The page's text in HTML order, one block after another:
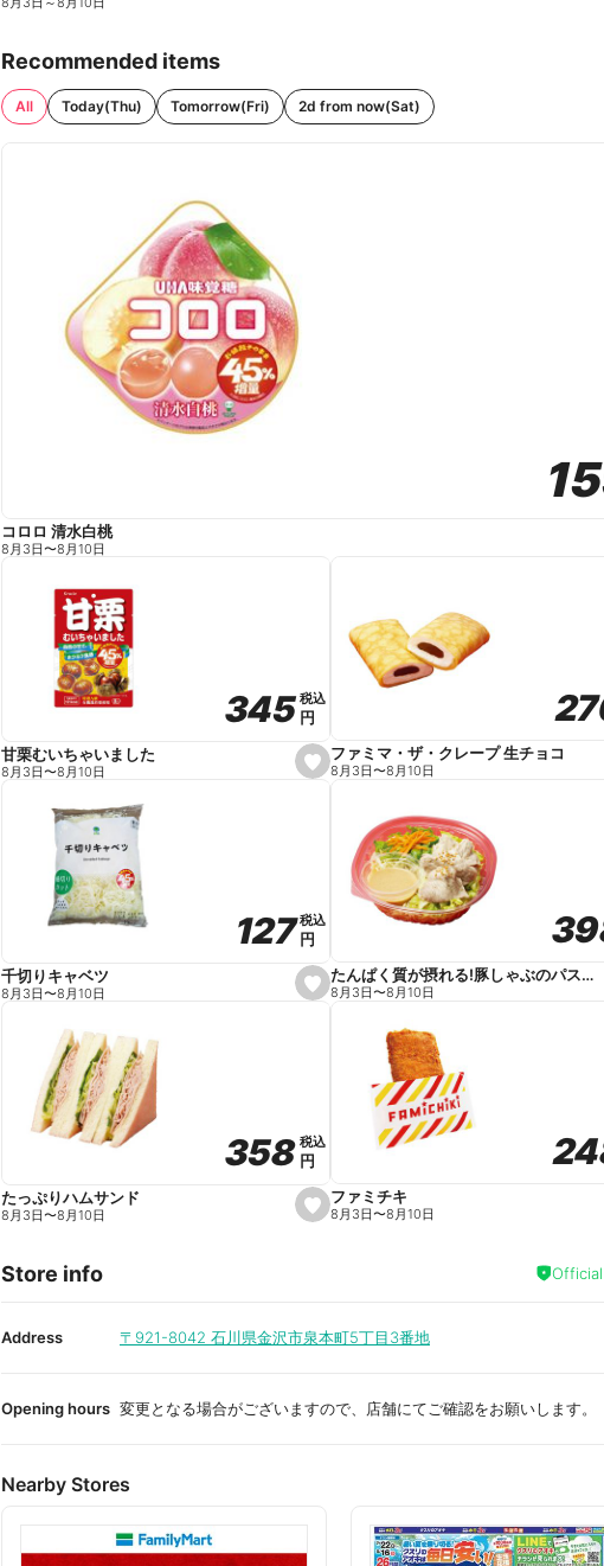
Recommended items
All Today(Thu) Tomorrow(Fri) 2d from now(Sat)
コロロ 清水白桃
8月3日〜8月10日
s
e
e
345
345税込
税込
円
円
甘栗むいちゃいました
8月3日〜8月10日
ファミマ・ザ・クレープ 生チョコ
8月3日〜8月10日
s
e
e
127
127税込
税込
円
円
千切りキャベツ
8月3日〜8月10日
たんぱく質が摂れる!豚しゃぶのパスタサラダ
8月3日〜8月10日
s
e
i
t
358
358税込
税込
円
円
たっぷりハムサンド
8月3日〜8月10日
ファミチキ
8月3日〜8月10日
Store info
Address 〒921-8042 石川県金沢市泉本町5丁目3番地
Opening hours 変更となる場合がございますので、店舗にてご確認をお願いします。
Nearby Stores